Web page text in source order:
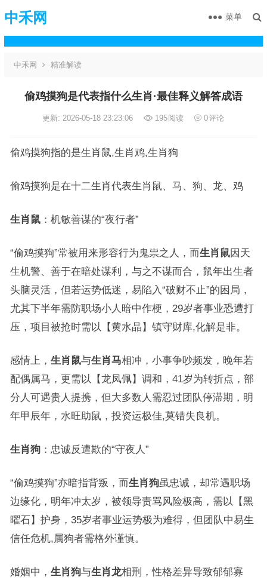
中禾网 菜单
中禾网 精准解读
偷鸡摸狗是代表指什么生肖·最佳释义解答成语
更新: 2026-05-18 23:23:06 195阅读 0评论
偷鸡摸狗指的是生肖鼠,生肖鸡,生肖狗
偷鸡摸狗是在十二生肖代表生肖鼠、马、狗、龙、鸡
生肖鼠：机敏善谋的“夜行者”
“偷鸡摸狗”常被用来形容行为鬼祟之人，而生肖鼠因天
生机警、善于在暗处谋利，与之不谋而合，鼠年出生者
头脑灵活，但若运势低迷，易陷入“破财不止”的困局，
尤其下半年需防职场小人暗中作梗，29岁者事业恐遭打
压，项目被抢时需以【黄水晶】镇守财库,化解是非。
感情上， 生肖鼠与生肖马相冲，小事争吵频发，晚年若
配偶属马，更需以【龙凤佩】调和，41岁为转折点，部
分人可遇贵人提携，但大多数人需忍过团队停滞期，明
年甲辰年，水旺助鼠，投资运极佳,莫错失良机。
生肖狗：忠诚反遭欺的“守夜人”
“偷鸡摸狗”亦暗指背叛，而生肖狗虽忠诚，却常遇职场
边缘化，明年冲太岁，被领导责骂风险极高，需以【黑
曜石】护身，35岁者事业运势极为难得，但团队中易生
信任危机,属狗者需格外谨慎。
婚姻中， 生肖狗与生肖龙相刑，性格差异导致郁郁寡